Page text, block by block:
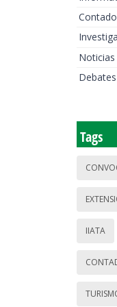
Debates
Tags
IIATA